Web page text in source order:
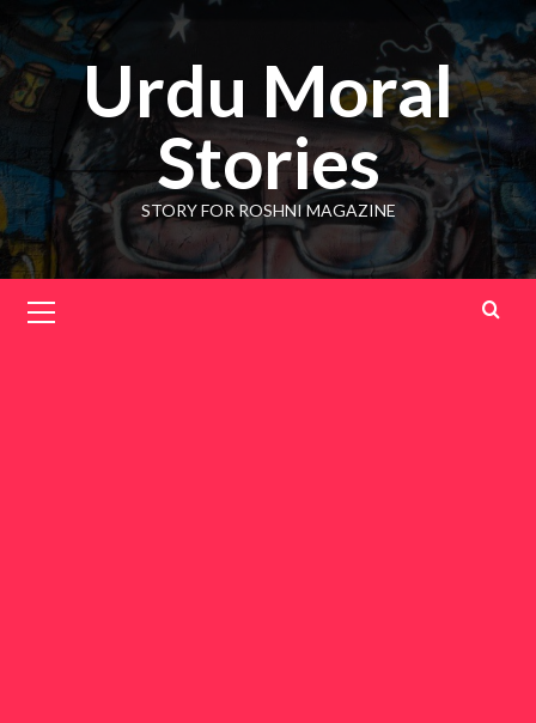
to
content
Urdu Moral
Stories
STORY FOR ROSHNI MAGAZINE
Menu